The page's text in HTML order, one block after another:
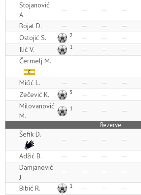
Stojanović
A.
Bojat D.
Ostojić S.
2
Ilić V. 1
Čermelj M.
Mićić L.
Zečević K.
3
Milovanović
M.
1
Rezerve
Šefik D.
Adžić B.
Damjanović
J.
Bibić R.
1